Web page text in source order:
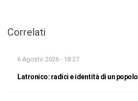
Correlati
6 Agosto 2026 - 18:27
Latronico: radici e identità di un popolo